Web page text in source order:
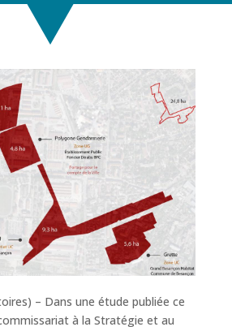
– Dans une étude publiée ce
à la Stratégie et au